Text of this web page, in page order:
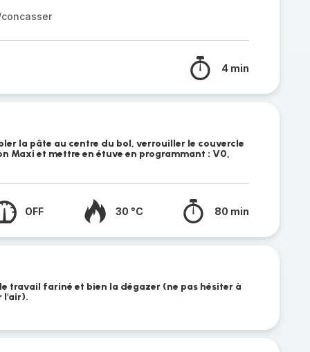
4 min
la pâte au centre du bol, verrouiller le couvercle
Maxi et mettre en étuve en programmant : V0,
OFF 30 °C 80 min
travail fariné et bien la dégazer (ne pas hésiter à
l'air).